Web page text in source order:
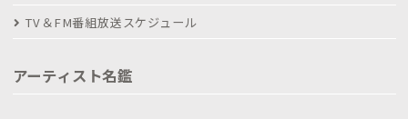
TV＆FM番組放送スケジュール
アーティスト名鑑